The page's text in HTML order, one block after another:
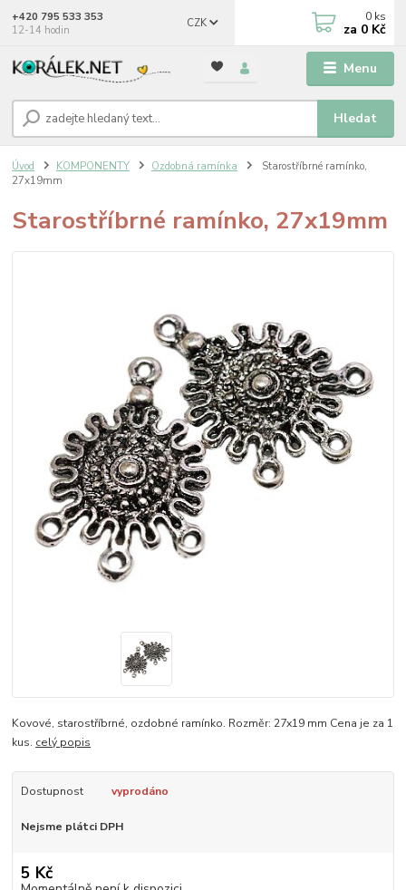
Menu
CZK
Hledat
+420 795 533 353
12-14 hodin
0 ks
za 0 Kč
Úvod KOMPONENTY Ozdobná ramínka
Starostříbrné ramínko,
27x19mm
Starostříbrné ramínko, 27x19mm
Kovové, starostříbrné, ozdobné ramínko. Rozměr: 27x19 mm Cena je za 1
kus. celý popis
Dostupnost vyprodáno
Nejsme plátci DPH
5 Kč